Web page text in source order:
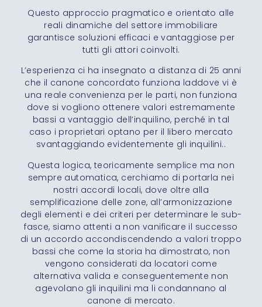
Questo approccio pragmatico e orientato alle
reali dinamiche del settore immobiliare
garantisce soluzioni efficaci e vantaggiose per
tutti gli attori coinvolti.
L’esperienza ci ha insegnato a distanza di 25 anni
che il canone concordato funziona laddove vi è
una reale convenienza per le parti, non funziona
dove si vogliono ottenere valori estremamente
bassi a vantaggio dell’inquilino, perché in tal
caso i proprietari optano per il libero mercato
svantaggiando evidentemente gli inquilini..
Questa logica, teoricamente semplice ma non
sempre automatica, cerchiamo di portarla nei
nostri accordi locali, dove oltre alla
semplificazione delle zone, all’armonizzazione
degli elementi e dei criteri per determinare le sub-
fasce, siamo attenti a non vanificare il successo
di un accordo accondiscendendo a valori troppo
bassi che come la storia ha dimostrato, non
vengono considerati da locatori come
alternativa valida e conseguentemente non
agevolano gli inquilini ma li condannano al
canone di mercato.